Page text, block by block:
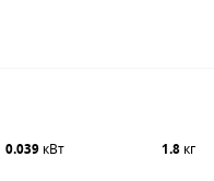
0.039 кВт 1.8 кг